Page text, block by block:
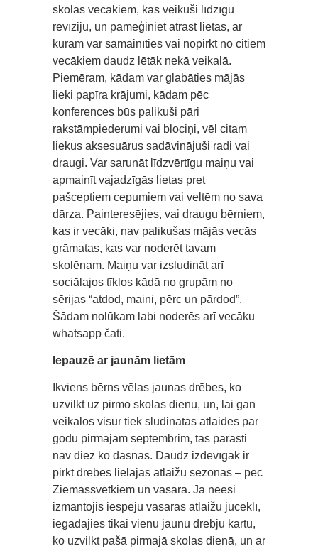
skolas vecākiem, kas veikuši līdzīgu
revīziju, un pamēģiniet atrast lietas, ar
kurām var samainīties vai nopirkt no citiem
vecākiem daudz lētāk nekā veikalā.
Piemēram, kādam var glabāties mājās
lieki papīra krājumi, kādam pēc
konferences būs palikuši pāri
rakstāmpiederumi vai blociņi, vēl citam
liekus aksesuārus sadāvinājuši radi vai
draugi. Var sarunāt līdzvērtīgu maiņu vai
apmainīt vajadzīgās lietas pret
pašceptiem cepumiem vai veltēm no sava
dārza. Painteresējies, vai draugu bērniem,
kas ir vecāki, nav palikušas mājās vecās
grāmatas, kas var noderēt tavam
skolēnam. Maiņu var izsludināt arī
sociālajos tīklos kādā no grupām no
sērijas “atdod, maini, pērc un pārdod”.
Šādam nolūkam labi noderēs arī vecāku
whatsapp čati.
Iepauzē ar jaunām lietām
Ikviens bērns vēlas jaunas drēbes, ko
uzvilkt uz pirmo skolas dienu, un, lai gan
veikalos visur tiek sludinātas atlaides par
godu pirmajam septembrim, tās parasti
nav diez ko dāsnas. Daudz izdevīgāk ir
pirkt drēbes lielajās atlaižu sezonās – pēc
Ziemassvētkiem un vasarā. Ja neesi
izmantojis iespēju vasaras atlaižu juceklī,
iegādājies tikai vienu jaunu drēbju kārtu,
ko uzvilkt pašā pirmajā skolas dienā, un ar